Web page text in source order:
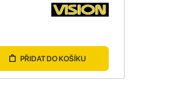
PŘIDAT DO KOŠÍKU